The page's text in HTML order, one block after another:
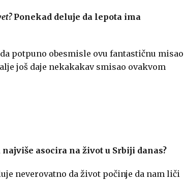
Ponekad deluje da lepota ima
potpuno obesmisle ovu fantastičnu misao
još daje nekakakav smisao ovakvom
asocira na život u Srbiji danas?
neverovatno da život počinje da nam liči